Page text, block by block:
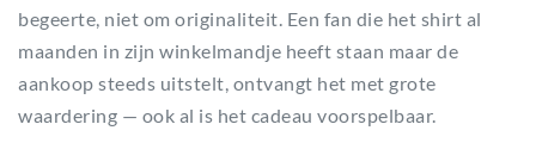
begeerte, niet om originaliteit. Een fan die het shirt al
maanden in zijn winkelmandje heeft staan maar de
aankoop steeds uitstelt, ontvangt het met grote
waardering — ook al is het cadeau voorspelbaar.